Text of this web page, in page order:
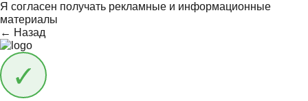
Я согласен получать рекламные и информационные
материалы
← Назад